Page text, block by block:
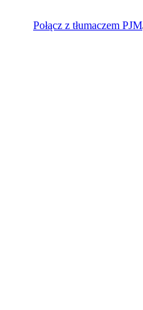
Połącz z tłumaczem PJM